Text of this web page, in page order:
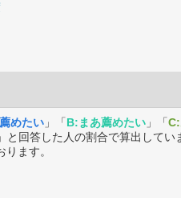
めたい 」「B:まあ薦めたい 」「
」と回答した人の割合で算出してい
ます。